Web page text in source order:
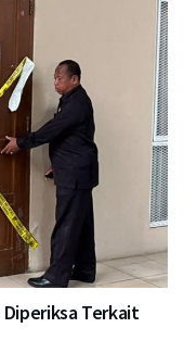
Diperiksa Terkait